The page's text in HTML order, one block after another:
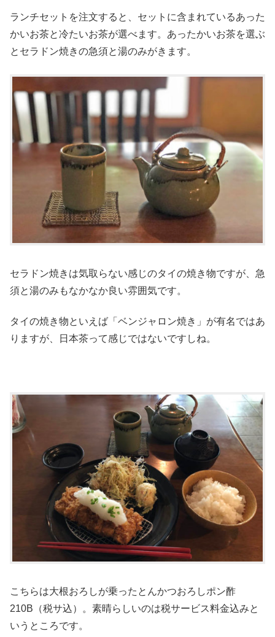
ランチセットを注文すると、セットに含まれているあった
かいお茶と冷たいお茶が選べます。あったかいお茶を選ぶ
とセラドン焼きの急須と湯のみがきます。
セラドン焼きは気取らない感じのタイの焼き物ですが、急
須と湯のみもなかなか良い雰囲気です。
タイの焼き物といえば「ベンジャロン焼き」が有名ではあ
りますが、日本茶って感じではないですしね。
こちらは大根おろしが乗ったとんかつおろしポン酢
210B（税サ込）。素晴らしいのは税サービス料金込みと
いうところです。